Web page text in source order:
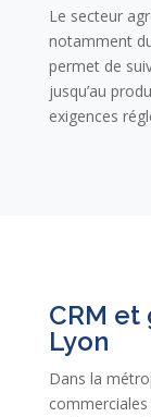
Le secteur
notamment
permet de
jusqu’au
exigences
CRM
Lyon
Dans la